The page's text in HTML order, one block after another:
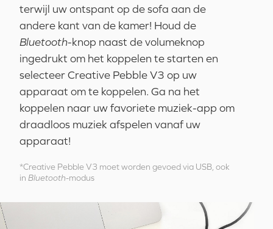
terwijl uw ontspant op de sofa aan de
andere kant van de kamer! Houd de
Bluetooth-knop naast de volumeknop
ingedrukt om het koppelen te starten en
selecteer Creative Pebble V3 op uw
apparaat om te koppelen. Ga na het
koppelen naar uw favoriete muziek-app om
draadloos muziek afspelen vanaf uw
apparaat!
*Creative Pebble V3 moet worden gevoed via USB, ook
inBluetooth-modus